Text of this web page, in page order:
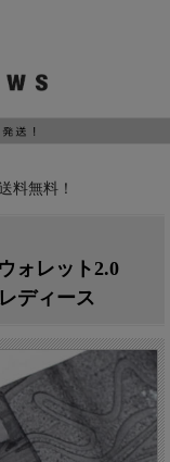
料無料！
ォレット2.0
ディース